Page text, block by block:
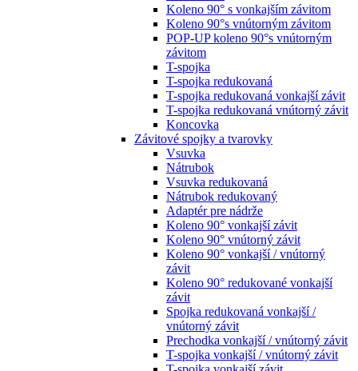
Koleno 90° s vonkajším závitom
Koleno 90°s vnútorným závitom
POP-UP koleno 90°s vnútorným
závitom
T-spojka
T-spojka redukovaná
T-spojka redukovaná vonkajší závit
T-spojka redukovaná vnútorný závit
Koncovka
Závitové spojky a tvarovky
Vsuvka
Nátrubok
Vsuvka redukovaná
Nátrubok redukovaný
Adaptér pre nádrže
Koleno 90° vonkajší závit
Koleno 90° vnútorný závit
Koleno 90° vonkajší / vnútorný
závit
Koleno 90° redukované vonkajší
závit
Spojka redukovaná vonkajší /
vnútorný závit
Prechodka vonkajší / vnútorný závit
T-spojka vonkajší / vnútorný závit